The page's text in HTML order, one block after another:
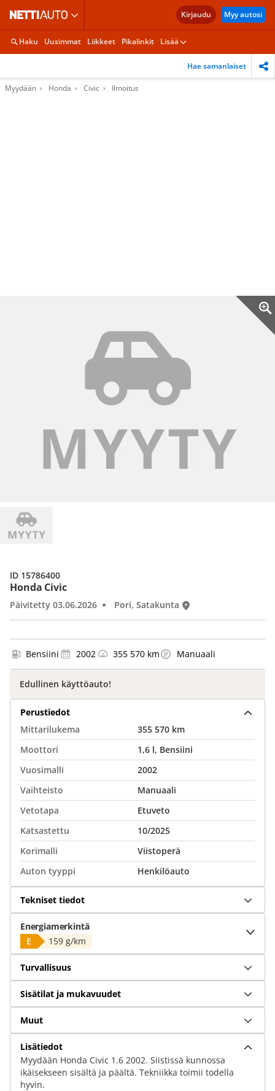
Kirjaudu Myy autosi
Haku Uusimmat Liikkeet Pikalinkit Lisää
Hae samanlaiset
Myydään Honda Civic Ilmoitus
Honda Civic
Päivitetty 03.06.2026 Pori, Satakunta
ID 15786400
Bensiini 2002 355 570 km Manuaali
Edullinen käyttöauto!
Perustiedot
Mittarilukema
355 570 km
Moottori
1,6 l, Bensiini
Vuosimalli
2002
Vaihteisto
Manuaali
Vetotapa
Etuveto
Katsastettu
10/2025
Korimalli
Viistoperä
Auton tyyppi
Henkilöauto
Tekniset tiedot
Energiamerkintä
E
159 g/km
Turvallisuus
Sisätilat ja mukavuudet
Muut
Lisätiedot
Myydään Honda Civic 1.6 2002. Siistissä kunnossa
ikäisekseen sisältä ja päältä. Tekniikka toimii todella
hyvin.